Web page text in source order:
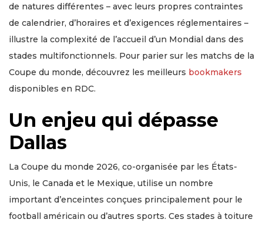
de natures différentes – avec leurs propres contraintes
de calendrier, d’horaires et d’exigences réglementaires –
illustre la complexité de l’accueil d’un Mondial dans des
stades multifonctionnels. Pour parier sur les matchs de la
Coupe du monde, découvrez les meilleurs bookmakers
disponibles en RDC.
Un enjeu qui dépasse
Dallas
La Coupe du monde 2026, co-organisée par les États-
Unis, le Canada et le Mexique, utilise un nombre
important d’enceintes conçues principalement pour le
football américain ou d’autres sports. Ces stades à toiture